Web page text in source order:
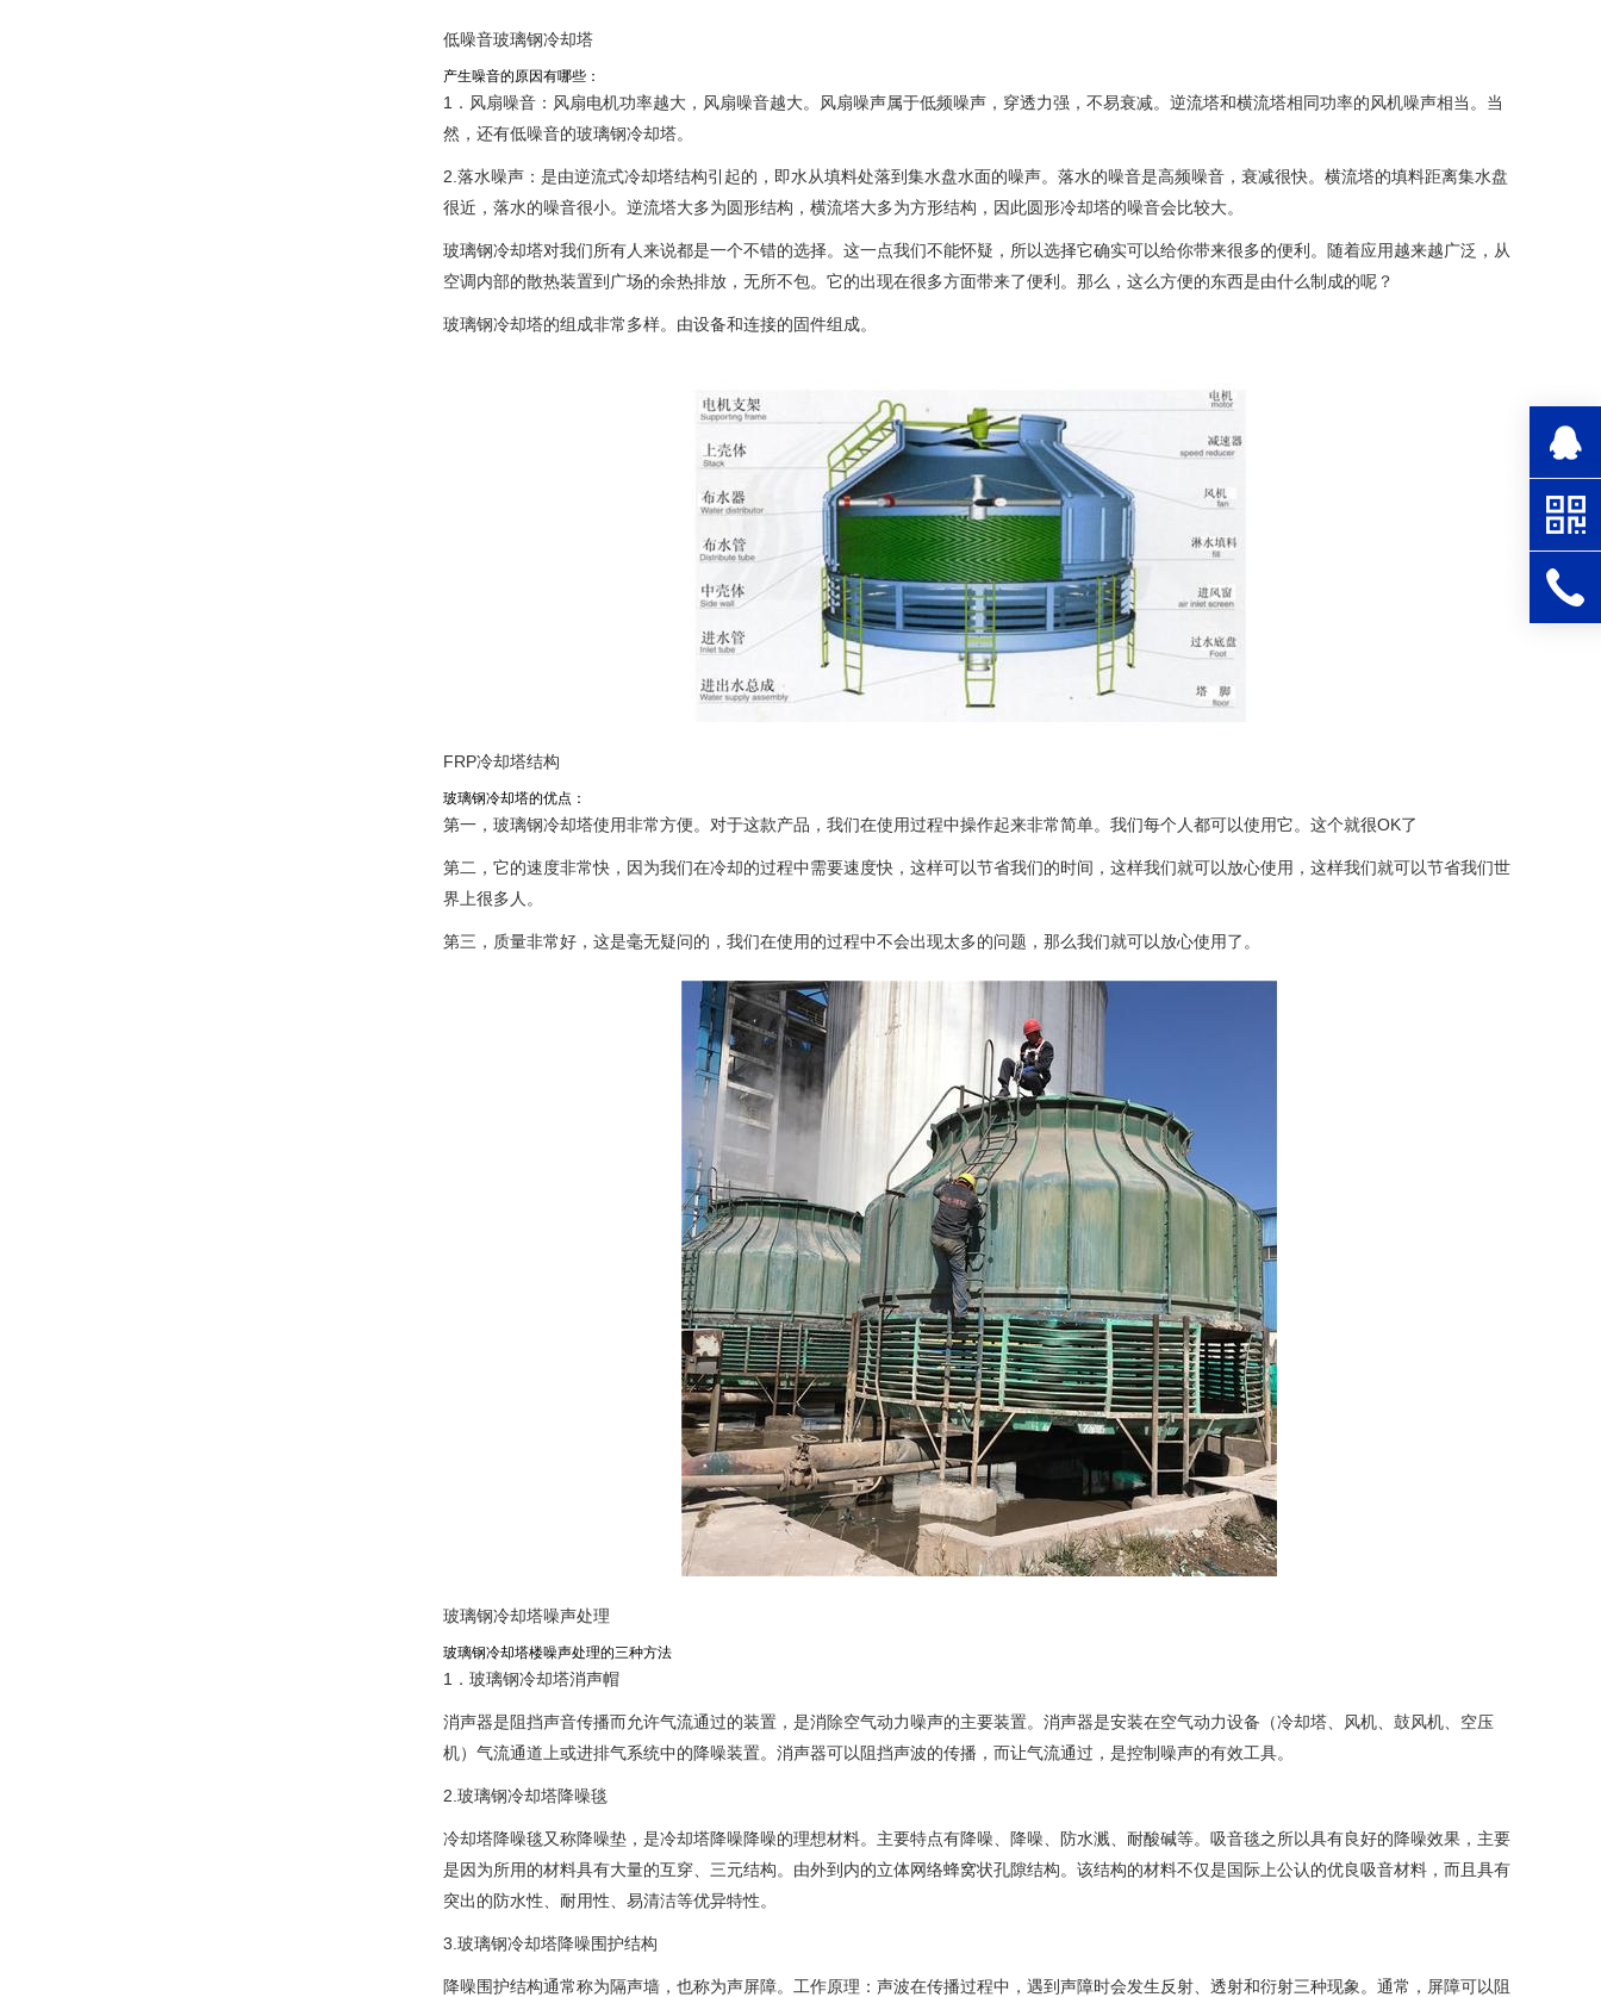
低噪音玻璃钢冷却塔
产生噪音的原因有哪些：
1．风扇噪音：风扇电机功率越大，风扇噪音越大。风扇噪声属于低频噪声，穿透力强，不易衰减。逆流塔和横流塔相同功率的风机噪声相当。当
然，还有低噪音的玻璃钢冷却塔。
2.落水噪声：是由逆流式冷却塔结构引起的，即水从填料处落到集水盘水面的噪声。落水的噪音是高频噪音，衰减很快。横流塔的填料距离集水盘
很近，落水的噪音很小。逆流塔大多为圆形结构，横流塔大多为方形结构，因此圆形冷却塔的噪音会比较大。
玻璃钢冷却塔对我们所有人来说都是一个不错的选择。这一点我们不能怀疑，所以选择它确实可以给你带来很多的便利。随着应用越来越广泛，从
空调内部的散热装置到广场的余热排放，无所不包。它的出现在很多方面带来了便利。那么，这么方便的东西是由什么制成的呢？
玻璃钢冷却塔的组成非常多样。由设备和连接的固件组成。
FRP冷却塔结构
玻璃钢冷却塔的优点：
第一，玻璃钢冷却塔使用非常方便。对于这款产品，我们在使用过程中操作起来非常简单。我们每个人都可以使用它。这个就很OK了
第二，它的速度非常快，因为我们在冷却的过程中需要速度快，这样可以节省我们的时间，这样我们就可以放心使用，这样我们就可以节省我们世
界上很多人。
第三，质量非常好，这是毫无疑问的，我们在使用的过程中不会出现太多的问题，那么我们就可以放心使用了。
玻璃钢冷却塔噪声处理
玻璃钢冷却塔楼噪声处理的三种方法
1．玻璃钢冷却塔消声帽
消声器是阻挡声音传播而允许气流通过的装置，是消除空气动力噪声的主要装置。消声器是安装在空气动力设备（冷却塔、风机、鼓风机、空压
机）气流通道上或进排气系统中的降噪装置。消声器可以阻挡声波的传播，而让气流通过，是控制噪声的有效工具。
2.玻璃钢冷却塔降噪毯
冷却塔降噪毯又称降噪垫，是冷却塔降噪降噪的理想材料。主要特点有降噪、降噪、防水溅、耐酸碱等。吸音毯之所以具有良好的降噪效果，主要
是因为所用的材料具有大量的互穿、三元结构。由外到内的立体网络蜂窝状孔隙结构。该结构的材料不仅是国际上公认的优良吸音材料，而且具有
突出的防水性、耐用性、易清洁等优异特性。
3.玻璃钢冷却塔降噪围护结构
降噪围护结构通常称为隔声墙，也称为声屏障。工作原理：声波在传播过程中，遇到声障时会发生反射、透射和衍射三种现象。通常，屏障可以阻